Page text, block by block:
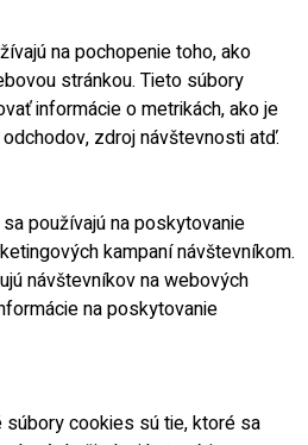
na pochopenie toho, ako
stránkou. Tieto súbory
informácie o metrikách, ako je
zdroj návštevnosti atď.
používajú na poskytovanie
kampaní návštevníkom.
návštevníkov na webových
na poskytovanie
cookies sú tie, ktoré sa